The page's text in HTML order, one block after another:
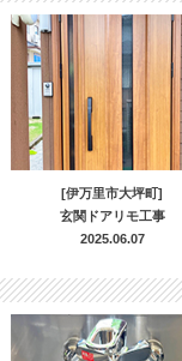
[伊万里市大坪町]
玄関ドアリモ工事
2025.06.07